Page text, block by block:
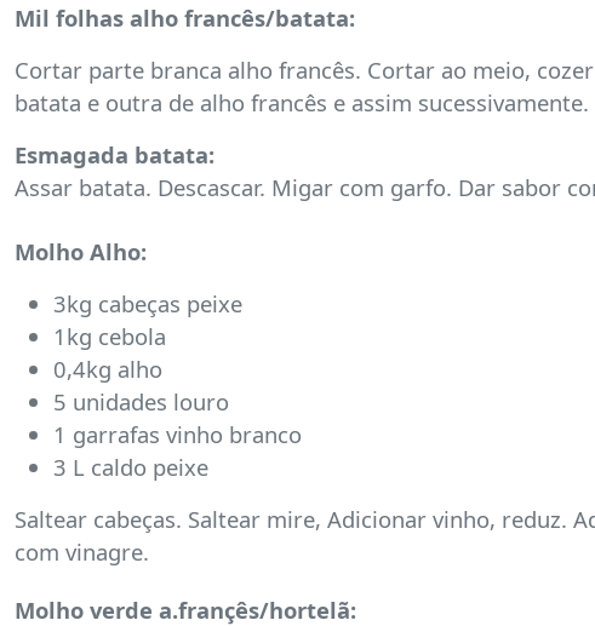
Mil folhas alho francês/batata:
Cortar parte branca alho francês. Cortar ao meio,
batata e outra de alho francês e assim
Esmagada batata:
Assar batata. Descascar. Migar com garfo. Dar sabor
Molho Alho:
3kg cabeças peixe
1kg cebola
0,4kg alho
5 unidades louro
1 garrafas vinho branco
3 L caldo peixe
Saltear cabeças. Saltear mire, Adicionar vinho, reduz.
com vinagre.
Molho verde a.françês/hortelã: